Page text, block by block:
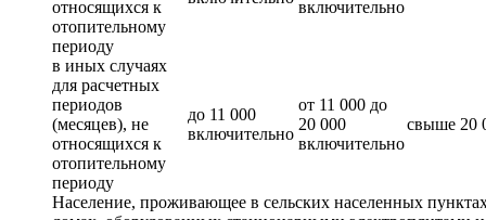
относящихся к
отопительному
периоду
включительно
в иных случаях
для расчетных
периодов
(месяцев), не
относящихся к
отопительному
периоду
до 11 000
включительно
от 11 000 до
20 000
включительно
свыше 20
Население, проживающее в сельских населенных